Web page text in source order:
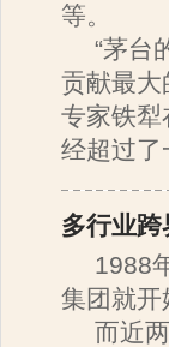
等。
“茅台
贡献最大
专家铁犁
经超过了
多行业跨
1988
集团就开
而近